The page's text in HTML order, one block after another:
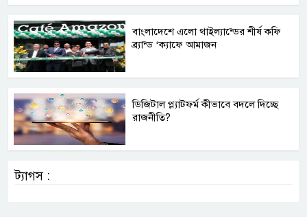
বাংলাদেশে এলো থাইল্যান্ডের শীর্ষ কফি
ব্র্যান্ড ‘ক্যাফে আমাজন
ডিজিটাল প্ল্যাটফর্ম কীভাবে বদলে দিচ্ছে
রাজনীতি?
ট্যাগস :